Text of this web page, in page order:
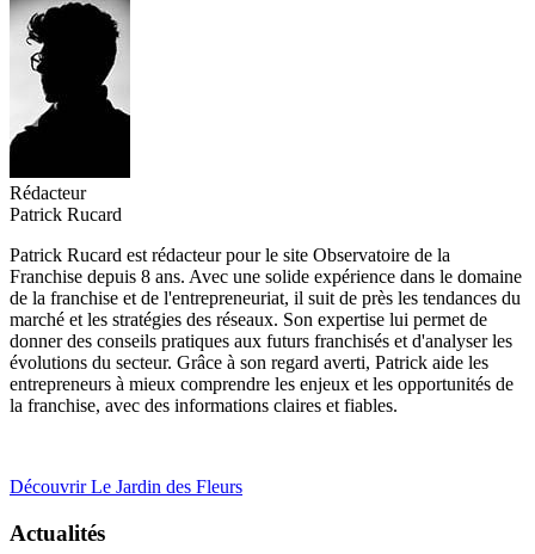
Rédacteur
Patrick Rucard
Patrick Rucard est rédacteur pour le site Observatoire de la
Franchise depuis 8 ans. Avec une solide expérience dans le domaine
de la franchise et de l'entrepreneuriat, il suit de près les tendances du
marché et les stratégies des réseaux. Son expertise lui permet de
donner des conseils pratiques aux futurs franchisés et d'analyser les
évolutions du secteur. Grâce à son regard averti, Patrick aide les
entrepreneurs à mieux comprendre les enjeux et les opportunités de
la franchise, avec des informations claires et fiables.
Découvrir Le Jardin des Fleurs
Actualités